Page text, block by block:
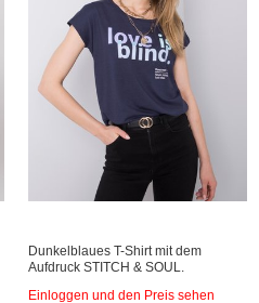
Dunkelblaues T-Shirt mit dem
Aufdruck STITCH & SOUL.
Einloggen und den Preis sehen